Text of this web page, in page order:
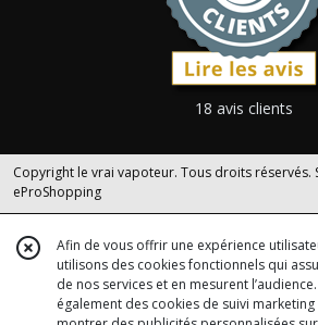
18 avis clients
Copyright le vrai vapoteur. Tous droits réservés.
eProShopping
Afin de vous offrir une expérience
utilisons des cookies fonctionnels qui
de nos services et en mesurent
également des cookies de suivi